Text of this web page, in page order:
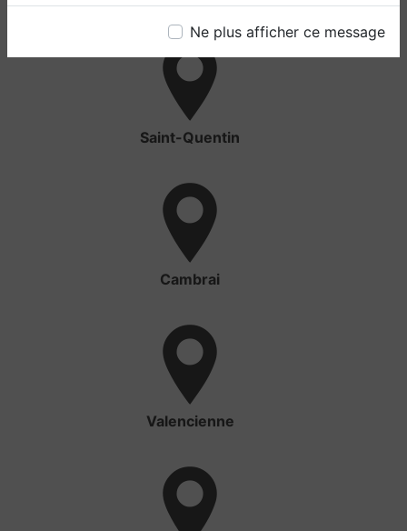
Ne plus afficher ce message
Saint-Quentin
Cambrai
Valencienne